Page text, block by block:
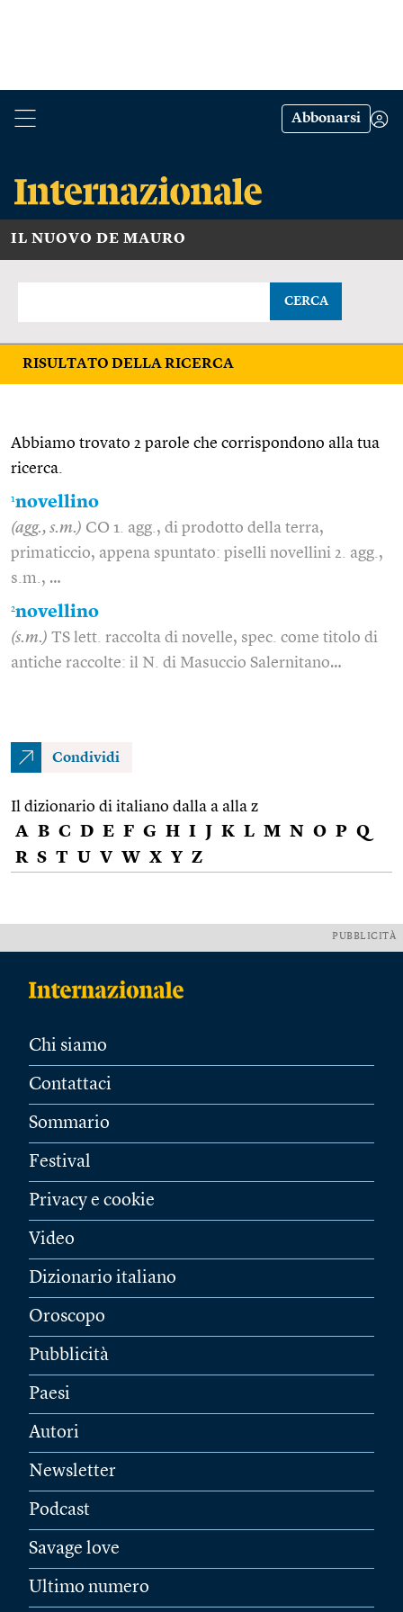
Abbonarsi
IL NUOVO DE MAURO
CERCA
RISULTATO DELLA RICERCA
Abbiamo trovato 2 parole che corrispondono alla tua
ricerca.
1novellino
(agg., s.m.) CO 1. agg., di prodotto della terra,
primaticcio, appena spuntato: piselli novellini 2. agg.,
s.m., …
2novellino
(s.m.) TS lett. raccolta di novelle, spec. come titolo di
antiche raccolte: il N. di Masuccio Salernitano…
Condividi
Il dizionario di italiano dalla a alla z
A B C D E F G H I J K L M N O P Q
R S T U V W X Y Z
PUBBLICITÀ
Chi siamo
Contattaci
Sommario
Festival
Privacy e cookie
Video
Dizionario italiano
Oroscopo
Pubblicità
Paesi
Autori
Newsletter
Podcast
Savage love
Ultimo numero